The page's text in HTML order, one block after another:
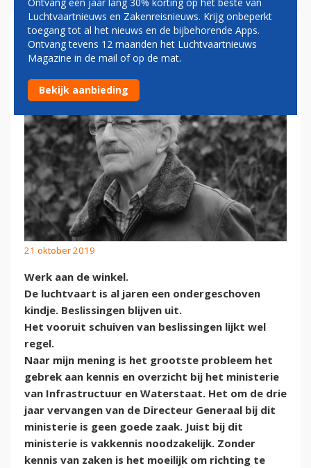
PAUL GROVE: ADVIES AAN
HET KABINET
21 oktober 2019
Werk aan de winkel.
De luchtvaart is al jaren een ondergeschoven
kindje. Beslissingen blijven uit.
Het vooruit schuiven van beslissingen lijkt wel
regel.
Naar mijn mening is het grootste probleem het
gebrek aan kennis en overzicht bij het ministerie
van Infrastructuur en Waterstaat. Het om de drie
jaar vervangen van de Directeur Generaal bij dit
ministerie is geen goede zaak. Juist bij dit
ministerie is vakkennis noodzakelijk. Zonder
kennis van zaken is het moeilijk om richting te
Luchtvaartnieuws en Zakenreisnieuws. Krijg onbeperkt
toegang tot al het nieuws en de bijbehorende Apps.
Ontvang tevens 12 maanden het Luchtvaartnieuws
Magazine in de mail of op de mat.
Bekijk aanbieding